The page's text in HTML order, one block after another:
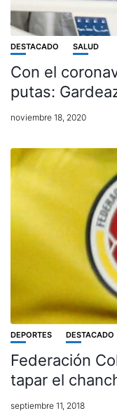
DESTACADO SALUD
Con el
putas:
noviembre 18, 2020
DEPORTES DESTACADO
Federación
tapar el
septiembre 11, 2018